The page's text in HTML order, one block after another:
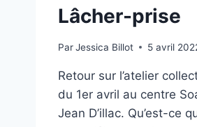
Lâcher-prise
ParJessica Billot 5 avril
Retour sur l’atelier
du 1er avril au centre
Jean D’illac. Qu’est-ce